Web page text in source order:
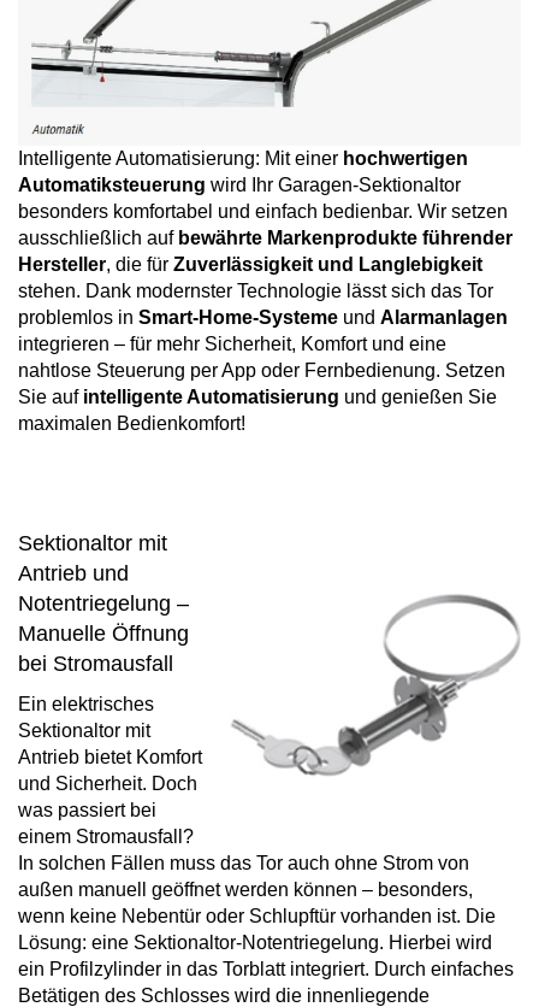
Intelligente Automatisierung: Mit einer hochwertigen
Automatiksteuerung wird Ihr Garagen-Sektionaltor
besonders komfortabel und einfach bedienbar. Wir setzen
ausschließlich aufbewährte Markenprodukte führender
Hersteller, die für Zuverlässigkeit und Langlebigkeit
stehen. Dank modernster Technologie lässt sich das Tor
problemlos in Smart-Home-Systeme und Alarmanlagen
integrieren – für mehr Sicherheit, Komfort und eine
nahtlose Steuerung per App oder Fernbedienung. Setzen
Sie auf intelligente Automatisierung und genießen Sie
maximalen Bedienkomfort!
Sektionaltor mit
Antrieb und
Notentriegelung –
Manuelle Öffnung
bei Stromausfall
Ein elektrisches
Sektionaltor mit
Antrieb bietet Komfort
und Sicherheit. Doch
was passiert bei
einem Stromausfall?
In solchen Fällen muss das Tor auch ohne Strom von
außen manuell geöffnet werden können – besonders,
wenn keine Nebentür oder Schlupftür vorhanden ist. Die
Lösung: eine Sektionaltor-Notentriegelung. Hierbei wird
ein Profilzylinder in das Torblatt integriert. Durch einfaches
Betätigen des Schlosses wird die innenliegende